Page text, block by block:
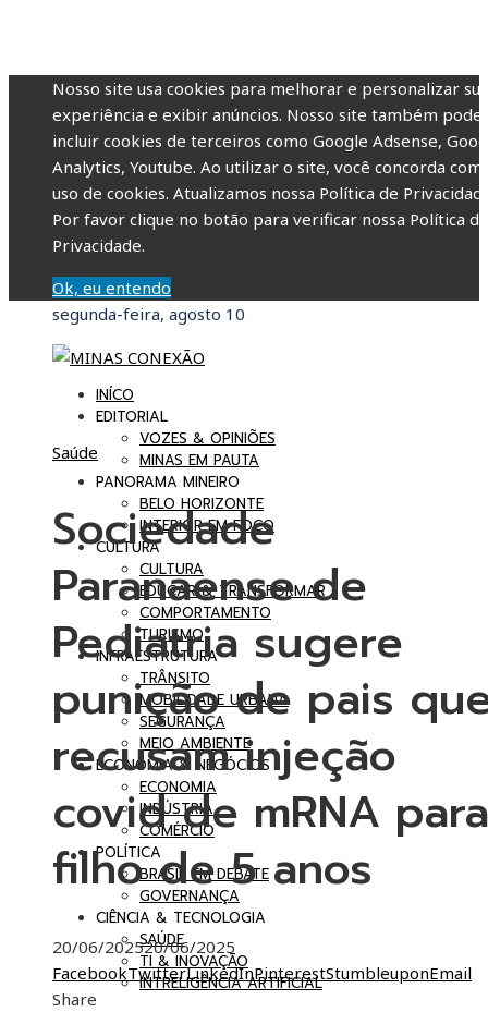
Nosso site usa cookies para melhorar e personalizar sua
experiência e exibir anúncios. Nosso site também pode
incluir cookies de terceiros como Google Adsense,
Analytics, Youtube. Ao utilizar o site, você concorda com
uso de cookies. Atualizamos nossa Política de
Por favor clique no botão para verificar nossa Política de
Privacidade.
Ok, eu entendo
segunda-feira, agosto 10
INÍCO
EDITORIAL
VOZES & OPINIÕES
MINAS EM PAUTA
PANORAMA MINEIRO
BELO HORIZONTE
INTERIOR EM FOCO
CULTURA
CULTURA
EDUCAR & TRANSFORMAR
COMPORTAMENTO
TURISMO
INFRAESTRUTURA
TRÂNSITO
MOBILIDADE URBANA
SEGURANÇA
MEIO AMBIENTE
ECONOMIA & NEGÓCIOS
ECONOMIA
INDÚSTRIA
COMÉRCIO
POLÍTICA
BRASIL EM DEBATE
GOVERNANÇA
CIÊNCIA & TECNOLOGIA
SAÚDE
TI & INOVAÇÃO
INTRELIGÊNCIA ARTIFICIAL
Saúde
Sociedade
Paranaense de
Pediatria sugere
punição de pais
recusam injeção
covid de mRNA para
filho de 5 anos
20/06/202520/06/2025
FacebookTwitterLinkedInPinterestStumbleuponEmail
Share